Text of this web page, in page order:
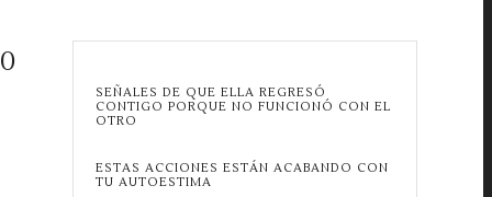
SEÑALES DE QUE ELLA REGRESÓ
CONTIGO PORQUE NO FUNCIONÓ CON EL
OTRO
ESTAS ACCIONES ESTÁN ACABANDO CON
TU AUTOESTIMA